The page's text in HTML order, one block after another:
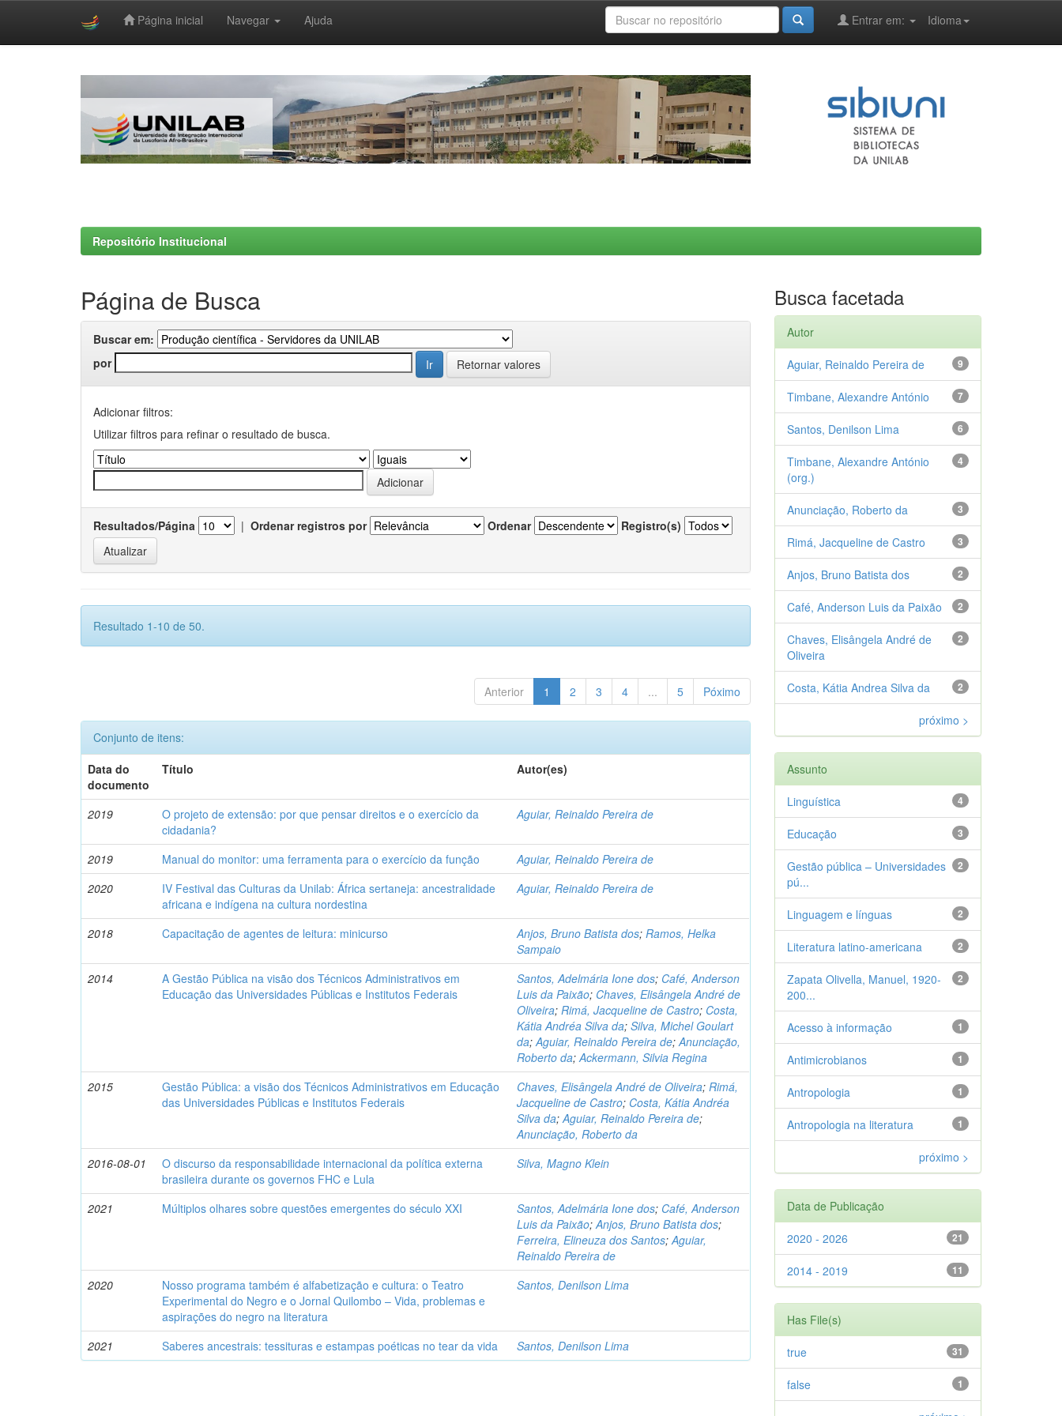
Página inicial Navegar Ajuda Idioma
Entrar em:
Repositório Institucional
Página de Busca
Buscar em:
por
Retornar valores
Adicionar filtros:
Utilizar filtros para refinar o resultado de busca.
Resultados/Página | Ordenar registros por Ordenar Registro(s)
Resultado 1-10 de 50.
Anterior 1 2 3 4 ... 5 Póximo
Conjunto de itens:
Data do
documento
Título Autor(es)
2019
O projeto de extensão: por que pensar direitos e o exercício da
cidadania?
Aguiar, Reinaldo Pereira de
2019 Manual do monitor: uma ferramenta para o exercício da função
Aguiar, Reinaldo Pereira de
2020
IV Festival das Culturas da Unilab: África sertaneja: ancestralidade
africana e indígena na cultura nordestina
Aguiar, Reinaldo Pereira de
2018 Capacitação de agentes de leitura: minicurso Anjos, Bruno Batista dos;Ramos, Helka
Sampaio
2014
A Gestão Pública na visão dos Técnicos Administrativos em
Educação das Universidades Públicas e Institutos Federais
Santos, Adelmária Ione dos; Café, Anderson
Luis da Paixão; Chaves, Elisângela André de
Oliveira;Rimá, Jacqueline de Castro; Costa,
Kátia Andréa Silva da;Silva, Michel Goulart
da;Aguiar, Reinaldo Pereira de;Anunciação,
Roberto da;Ackermann, Silvia Regina
2015
Gestão Pública: a visão dos Técnicos Administrativos em Educação
das Universidades Públicas e Institutos Federais
Chaves, Elisângela André de Oliveira;Rimá,
Jacqueline de Castro; Costa, Kátia Andréa
Silva da;Aguiar, Reinaldo Pereira de;
Anunciação, Roberto da
2016-08-01
O discurso da responsabilidade internacional da política externa
brasileira durante os governos FHC e Lula
Silva, Magno Klein
2021 Múltiplos olhares sobre questões emergentes do século XXI Santos, Adelmária Ione dos; Café, Anderson
Luis da Paixão;Anjos, Bruno Batista dos;
Ferreira, Elineuza dos Santos;Aguiar,
Reinaldo Pereira de
2020
Nosso programa também é alfabetização e cultura: o Teatro
Experimental do Negro e o Jornal Quilombo – Vida, problemas e
aspirações do negro na literatura
Santos, Denilson Lima
2021 Saberes ancestrais: tessituras e estampas poéticas no tear da vida Santos, Denilson Lima
Busca facetada
Autor
9
Aguiar, Reinaldo Pereira de
7
Timbane, Alexandre António
6
Santos, Denilson Lima
4
Timbane, Alexandre António
(org.)
3
Anunciação, Roberto da
3
Rimá, Jacqueline de Castro
2
Anjos, Bruno Batista dos
2
Café, Anderson Luis da Paixão
2
Chaves, Elisângela André de
Oliveira
2
Costa, Kátia Andrea Silva da
próximo >
Assunto
4
Linguística
3
Educação
2
Gestão pública – Universidades
pú...
2
Linguagem e línguas
2
Literatura latino-americana
2
Zapata Olivella, Manuel, 1920-
200...
1
Acesso à informação
1
Antimicrobianos
1
Antropologia
1
Antropologia na literatura
próximo >
Data de Publicação
21
2020 - 2026
11
2014 - 2019
Has File(s)
31
true
1
false